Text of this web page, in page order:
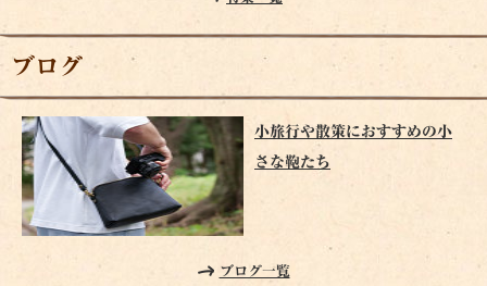
ブログ
小旅行や散策におすすめの小
さな鞄たち
ブログ一覧